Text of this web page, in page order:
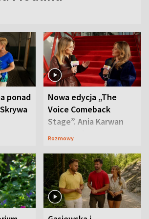
ponad
Nowa edycja „The
Voice Comeback
Stage”. Ania Karwan
zapowiada
Rozmowy